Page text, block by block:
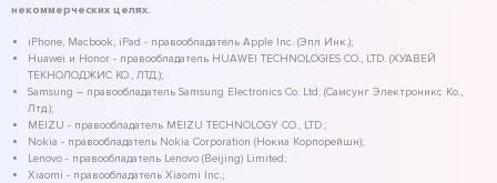
некоммерческих целях.
iPhone, Macbook, iPad - правообладатель Apple Inc. (Эпл Инк.);
Huawei и Honor - правообладатель HUAWEI TECHNOLOGIES CO., LTD. (ХУАВЕЙ
ТЕКНОЛОДЖИС КО., ЛТД.);
Samsung – правообладатель Samsung Electronics Co. Ltd. (Самсунг Электроникс Ко.,
Лтд.);
MEIZU - правообладатель MEIZU TECHNOLOGY CO., LTD.;
Nokia - правообладатель Nokia Corporation (Нокиа Корпорейшн);
Lenovo - правообладатель Lenovo (Beijing) Limited;
Xiaomi - правообладатель Xiaomi Inc.;